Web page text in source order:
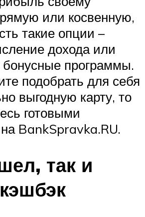
или косвенную,
такие опции –
дохода или
бонусные программы.
подобрать для себя
выгодную карту, то
готовыми
BankSpravka.RU.
так и